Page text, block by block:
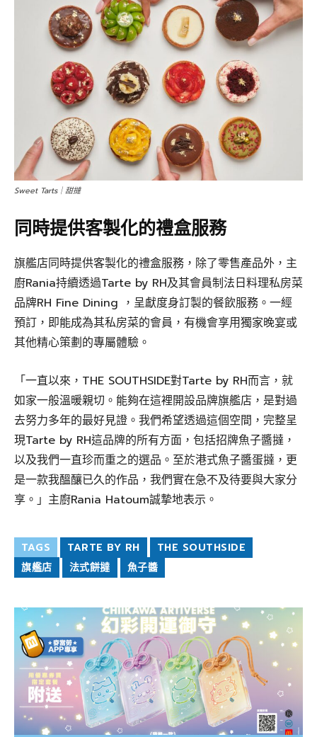
Sweet Tarts｜甜撻
同時提供客製化的禮盒服務
旗艦店同時提供客製化的禮盒服務，除了零售產品外，主
廚Rania持續透過Tarte by RH及其會員制法日料理私房菜
品牌RH Fine Dining ，呈獻度身訂製的餐飲服務。一經
預訂，即能成為其私房菜的會員，有機會享用獨家晚宴或
其他精心策劃的專屬體驗。
「一直以來，THE SOUTHSIDE對Tarte by RH而言，就
如家一般溫暖親切。能夠在這裡開設品牌旗艦店，是對過
去努力多年的最好見證。我們希望透過這個空間，完整呈
現Tarte by RH這品牌的所有方面，包括招牌魚子醬撻，
以及我們一直珍而重之的選品。至於港式魚子醬蛋撻，更
是一款我醞釀已久的作品，我們實在急不及待要與大家分
享。」主廚Rania Hatoum誠摯地表示。
TAGS TARTE BY RH
THE SOUTHSIDE
旗艦店
法式餅撻 魚子醬